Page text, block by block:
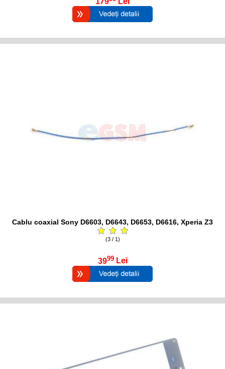
Cablu coaxial Sony D6603, D6643, D6653, D6616, Xperia Z3
(3 / 1)
3999 Lei